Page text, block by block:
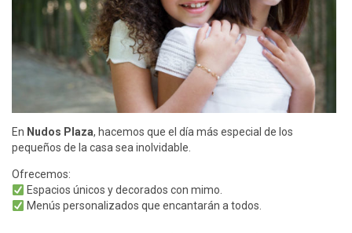
En Nudos Plaza, hacemos que el día más especial de los
pequeños de la casa sea inolvidable.
Ofrecemos:
Espacios únicos y decorados con mimo.
Menús personalizados que encantarán a todos.